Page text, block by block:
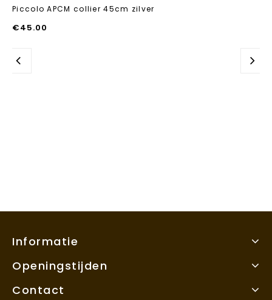
Piccolo APCM collier 45cm zilver
€45.00
Informatie
Openingstijden
Contact